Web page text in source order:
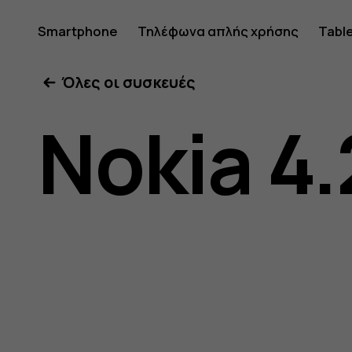
Οδηγίες
χρήσης
Nokia
Smartphone Τηλέφωνα απλής χρήσης
Όλες οι συσκευές
Nokia